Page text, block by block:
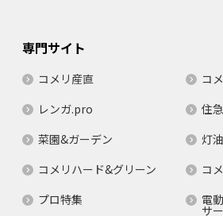
専門サイト
コメリ産直
コ
レンガ.pro
住
菜園&ガーデン
灯
コメリハード&グリーン
コ
プロ特集
電
サ